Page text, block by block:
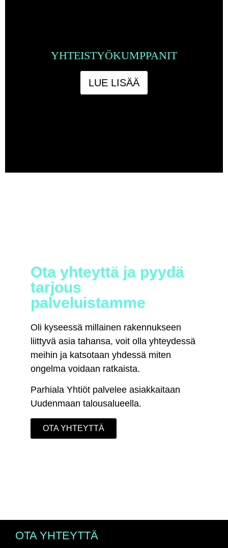
YHTEISTYÖKUMPPANIT
LUE LISÄÄ
Ota yhteyttä ja pyydä
tarjous
palveluistamme
Oli kyseessä millainen rakennukseen
liittyvä asia tahansa, voit olla yhteydessä
meihin ja katsotaan yhdessä miten
ongelma voidaan ratkaista.
Parhiala Yhtiöt palvelee asiakkaitaan
Uudenmaan talousalueella.
OTA YHTEYTTÄ
OTA YHTEYTTÄ